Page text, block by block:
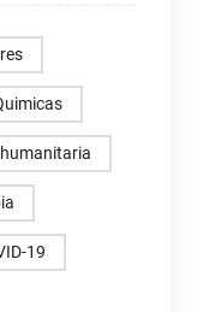
19